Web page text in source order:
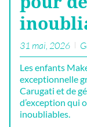
31 mai, 2026
Les enfants
exceptionnelle
Carugati et de
d’exception qui
inoubliables.